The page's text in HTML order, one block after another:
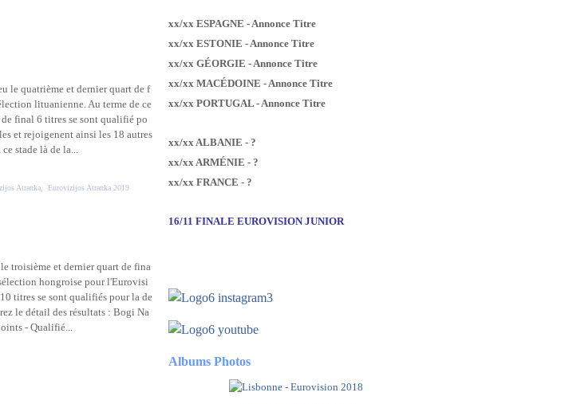
le quatrième et dernier quart de f
lituanienne. Au terme de ce
final 6 titres se sont qualifié po
et rejoigenent ainsi les 18 autres
stade là de la...
Atranka Eurovizijos Atranka 2019
troisième et dernier quart de fina
hongroise pour l'Eurovisi
titres se sont qualifiés pour la de
le détail des résultats : Bogi Na
- Qualifié...
xx/xx ESPAGNE - Annonce Titre
xx/xx ESTONIE - Annonce Titre
xx/xx GÉORGIE - Annonce Titre
xx/xx MACÉDOINE - Annonce Titre
xx/xx PORTUGAL - Annonce Titre
xx/xx ALBANIE - ?
xx/xx ARMÉNIE - ?
xx/xx FRANCE - ?
16/11 FINALE EUROVISION JUNIOR
Albums Photos